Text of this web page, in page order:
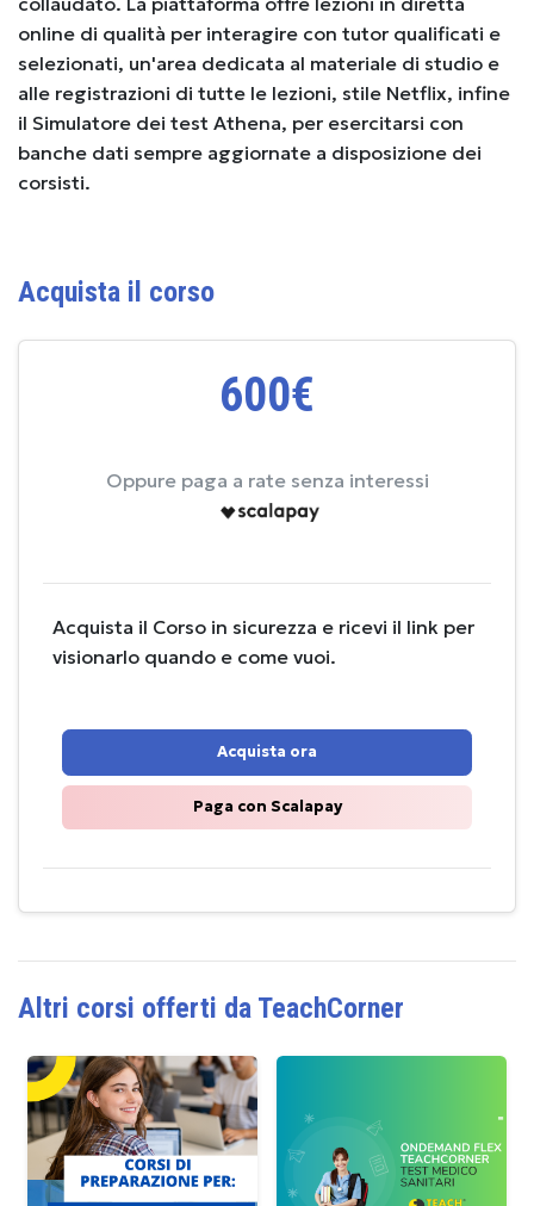
online di qualità per interagire con tutor qualificati e
selezionati, un'area dedicata al materiale di studio e
alle registrazioni di tutte le lezioni, stile Netflix, infine
il Simulatore dei test Athena, per esercitarsi con
banche dati sempre aggiornate a disposizione dei
corsisti.
Acquista il corso
600€
Oppure paga a rate senza interessi
Acquista il Corso in sicurezza e ricevi il link per
visionarlo quando e come vuoi.
Acquista ora
Paga con Scalapay
Altri corsi offerti da TeachCorner